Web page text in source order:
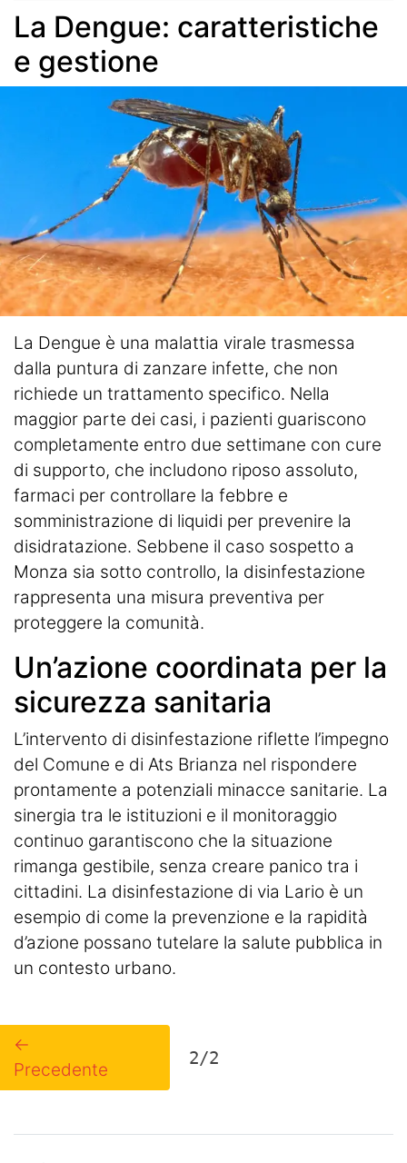
La Dengue: caratteristiche
e gestione
La Dengue è una malattia virale trasmessa
dalla puntura di zanzare infette, che non
richiede un trattamento specifico. Nella
maggior parte dei casi, i pazienti guariscono
completamente entro due settimane con cure
di supporto, che includono riposo assoluto,
farmaci per controllare la febbre e
somministrazione di liquidi per prevenire la
disidratazione. Sebbene il caso sospetto a
Monza sia sotto controllo, la disinfestazione
rappresenta una misura preventiva per
proteggere la comunità.
Un’azione coordinata per la
sicurezza sanitaria
L’intervento di disinfestazione riflette l’impegno
del Comune e di Ats Brianza nel rispondere
prontamente a potenziali minacce sanitarie. La
sinergia tra le istituzioni e il monitoraggio
continuo garantiscono che la situazione
rimanga gestibile, senza creare panico tra i
cittadini. La disinfestazione di via Lario è un
esempio di come la prevenzione e la rapidità
d’azione possano tutelare la salute pubblica in
un contesto urbano.
←
Precedente
2/2